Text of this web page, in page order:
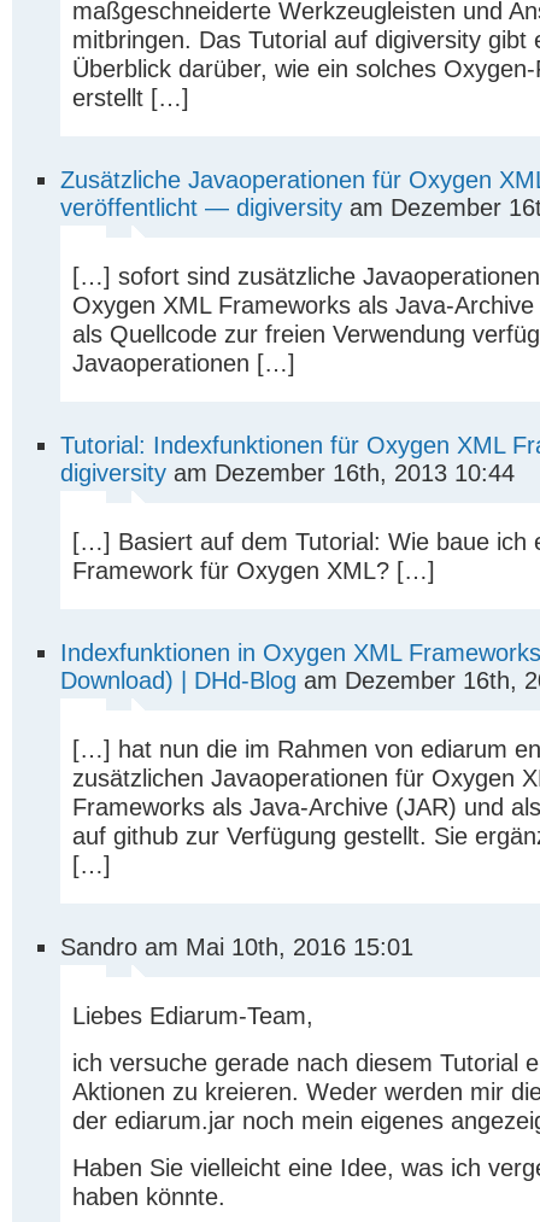
maßgeschneiderte Werkzeugleisten und
mitbringen. Das Tutorial auf digiversity gibt
Überblick darüber, wie ein solches
erstellt […]
Zusätzliche Javaoperationen für Oxygen
veröffentlicht — digiversity am Dezember
[…] sofort sind zusätzliche
Oxygen XML Frameworks als Java-
als Quellcode zur freien Verwendung
Javaoperationen […]
Tutorial: Indexfunktionen für Oxygen XML
digiversity am Dezember 16th, 2013 10:44
[…] Basiert auf dem Tutorial: Wie baue ich
Framework für Oxygen XML? […]
Indexfunktionen in Oxygen XML
Download) | DHd-Blog am Dezember 16th,
[…] hat nun die im Rahmen von ediarum
zusätzlichen Javaoperationen für Oxygen
Frameworks als Java-Archive (JAR) und
auf github zur Verfügung gestellt. Sie
[…]
Sandro am Mai 10th, 2016 15:01
Liebes Ediarum-Team,
ich versuche gerade nach diesem Tutorial
Aktionen zu kreieren. Weder werden mir
der ediarum.jar noch mein eigenes
Haben Sie vielleicht eine Idee, was ich
haben könnte.